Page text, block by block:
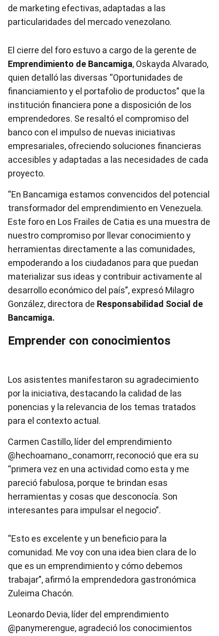
de marketing efectivas, adaptadas a las
particularidades del mercado venezolano.
El cierre del foro estuvo a cargo de la gerente de
Emprendimiento de Bancamiga, Oskayda Alvarado,
quien detalló las diversas “Oportunidades de
financiamiento y el portafolio de productos” que la
institución financiera pone a disposición de los
emprendedores. Se resaltó el compromiso del
banco con el impulso de nuevas iniciativas
empresariales, ofreciendo soluciones financieras
accesibles y adaptadas a las necesidades de cada
proyecto.
“En Bancamiga estamos convencidos del potencial
transformador del emprendimiento en Venezuela.
Este foro en Los Frailes de Catia es una muestra de
nuestro compromiso por llevar conocimiento y
herramientas directamente a las comunidades,
empoderando a los ciudadanos para que puedan
materializar sus ideas y contribuir activamente al
desarrollo económico del país”, expresó Milagro
González, directora de Responsabilidad Social de
Bancamiga.
Emprender con conocimientos
Los asistentes manifestaron su agradecimiento
por la iniciativa, destacando la calidad de las
ponencias y la relevancia de los temas tratados
para el contexto actual.
Carmen Castillo, líder del emprendimiento
@hechoamano_conamorrr, reconoció que era su
“primera vez en una actividad como esta y me
pareció fabulosa, porque te brindan esas
herramientas y cosas que desconocía. Son
interesantes para impulsar el negocio”.
“Esto es excelente y un beneficio para la
comunidad. Me voy con una idea bien clara de lo
que es un emprendimiento y cómo debemos
trabajar”, afirmó la emprendedora gastronómica
Zuleima Chacón.
Leonardo Devia, líder del emprendimiento
@panymerengue, agradeció los conocimientos